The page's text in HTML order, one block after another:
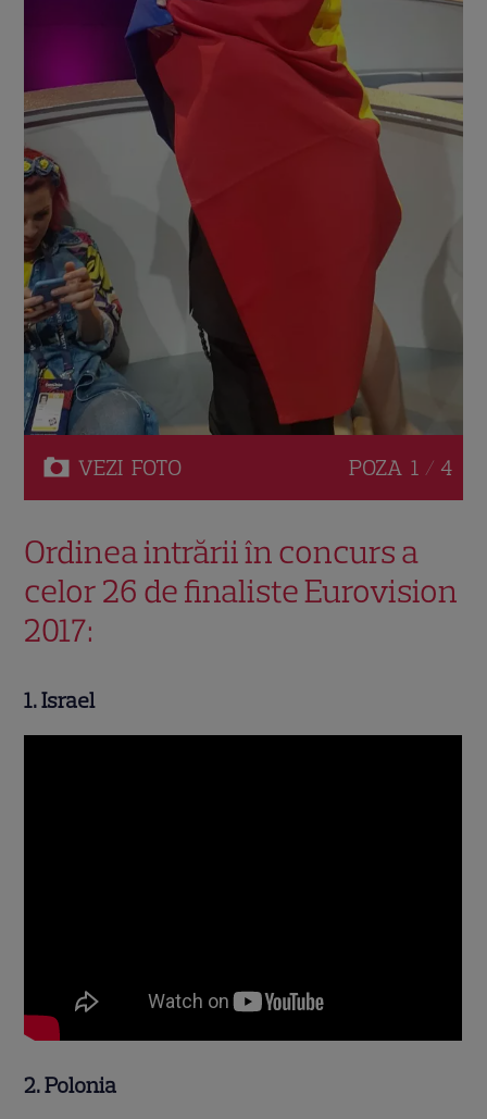
VEZI FOTO POZA 1 / 4
Ordinea intrării în concurs a
celor 26 de finaliste Eurovision
2017:
1. Israel
2. Polonia